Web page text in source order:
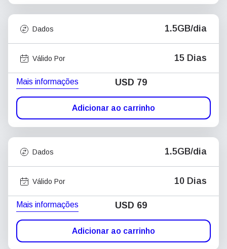
Dados 1.5GB/dia
Válido Por 15 Dias
Mais informações USD 79
Adicionar ao carrinho
Dados 1.5GB/dia
Válido Por 10 Dias
Mais informações USD 69
Adicionar ao carrinho